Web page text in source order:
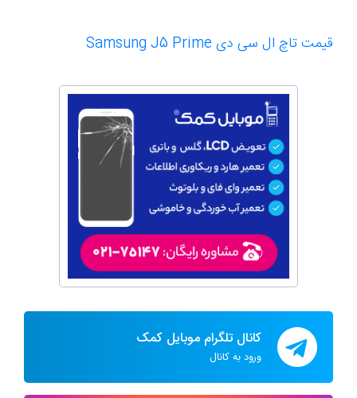
قیمت تاچ ال سی دی Samsung J5 Prime
کانال تلگرام موبایل کمک
ورود به کانال